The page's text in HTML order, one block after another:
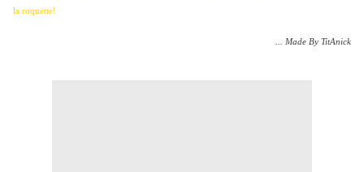
la roquette!
... Made By TitAnick